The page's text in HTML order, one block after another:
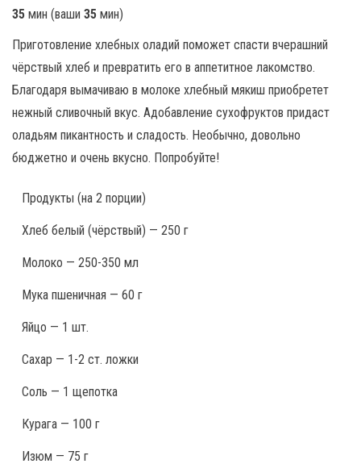
35 мин (ваши 35 мин)
Приготовление хлебных оладий поможет спасти вчерашний
чёрствый хлеб и превратить его в аппетитное лакомство.
Благодаря вымачиваю в молоке хлебный мякиш приобретет
нежный сливочный вкус. Адобавление сухофруктов придаст
оладьям пикантность и сладость. Необычно, довольно
бюджетно и очень вкусно. Попробуйте!
Продукты (на 2 порции)
Хлеб белый (чёрствый) — 250 г
Молоко — 250-350 мл
Мука пшеничная — 60 г
Яйцо — 1 шт.
Сахар — 1-2 ст. ложки
Соль — 1 щепотка
Курага — 100 г
Изюм — 75 г